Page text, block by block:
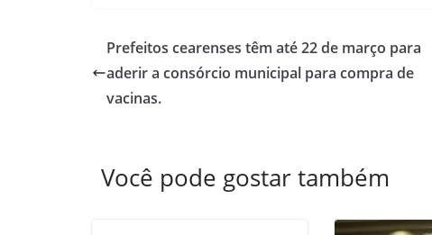
Prefeitos cearenses têm até 22 de março para
aderir a consórcio municipal para compra de
vacinas.
Você pode gostar também